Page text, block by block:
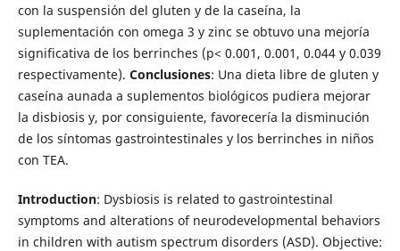
con la suspensión del gluten y de la caseína, la
suplementación con omega 3 y zinc se obtuvo una mejoría
significativa de los berrinches (p< 0.001, 0.001, 0.044 y 0.039
respectivamente). Conclusiones: Una dieta libre de gluten y
caseína aunada a suplementos biológicos pudiera mejorar
la disbiosis y, por consiguiente, favorecería la disminución
de los síntomas gastrointestinales y los berrinches in niños
con TEA.
Introduction: Dysbiosis is related to gastrointestinal
symptoms and alterations of neurodevelopmental behaviors
in children with autism spectrum disorders (ASD). Objective: